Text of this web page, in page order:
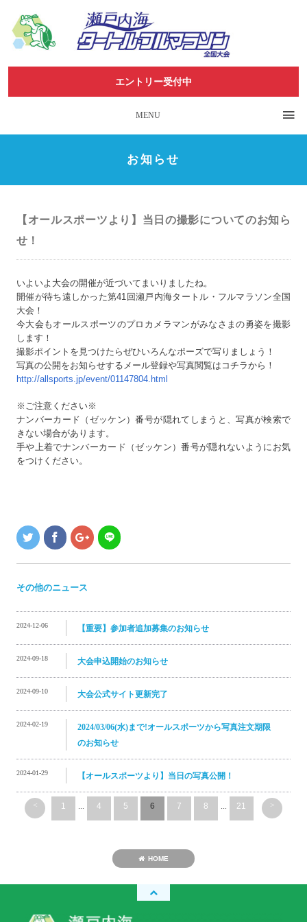
エントリー受付中
MENU
お知らせ
【オールスポーツより】当日の撮影についてのお知ら
せ！
いよいよ大会の開催が近づいてまいりましたね。
開催が待ち遠しかった第41回瀬戸内海タートル・フルマラソン全国
大会！
今大会もオールスポーツのプロカメラマンがみなさまの勇姿を撮影
します！
撮影ポイントを見つけたらぜひいろんなポーズで写りましょう！
写真の公開をお知らせするメール登録や写真閲覧はコチラから！
http://allsports.jp/event/01147804.html
※ご注意ください※
ナンバーカード（ゼッケン）番号が隠れてしまうと、写真が検索で
きない場合があります。
手や上着でナンバーカード（ゼッケン）番号が隠れないようにお気
をつけください。
その他のニュース
2024-12-06 【重要】参加者追加募集のお知らせ
2024-09-18 大会申込開始のお知らせ
2024-09-10 大会公式サイト更新完了
2024-02-19
2024/03/06(水)まで!オールスポーツから写真注文期限
のお知らせ
2024-01-29 【オールスポーツより】当日の写真公開！
< 1 ... 4 5 6 7 8 ... 21 >
HOME